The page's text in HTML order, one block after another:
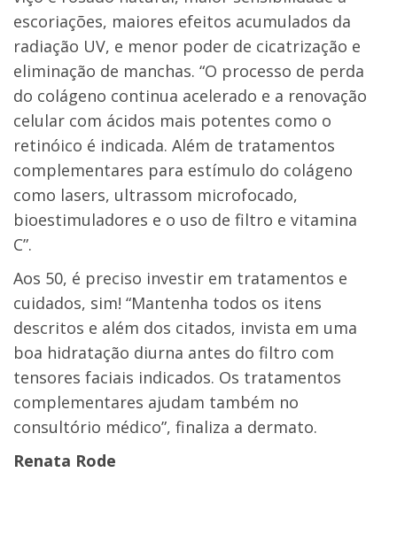
escoriações, maiores efeitos acumulados da
radiação UV, e menor poder de cicatrização e
eliminação de manchas. “O processo de perda
do colágeno continua acelerado e a renovação
celular com ácidos mais potentes como o
retinóico é indicada. Além de tratamentos
complementares para estímulo do colágeno
como lasers, ultrassom microfocado,
bioestimuladores e o uso de filtro e vitamina
C”.
Aos 50, é preciso investir em tratamentos e
cuidados, sim! “Mantenha todos os itens
descritos e além dos citados, invista em uma
boa hidratação diurna antes do filtro com
tensores faciais indicados. Os tratamentos
complementares ajudam também no
consultório médico”, finaliza a dermato.
Renata Rode